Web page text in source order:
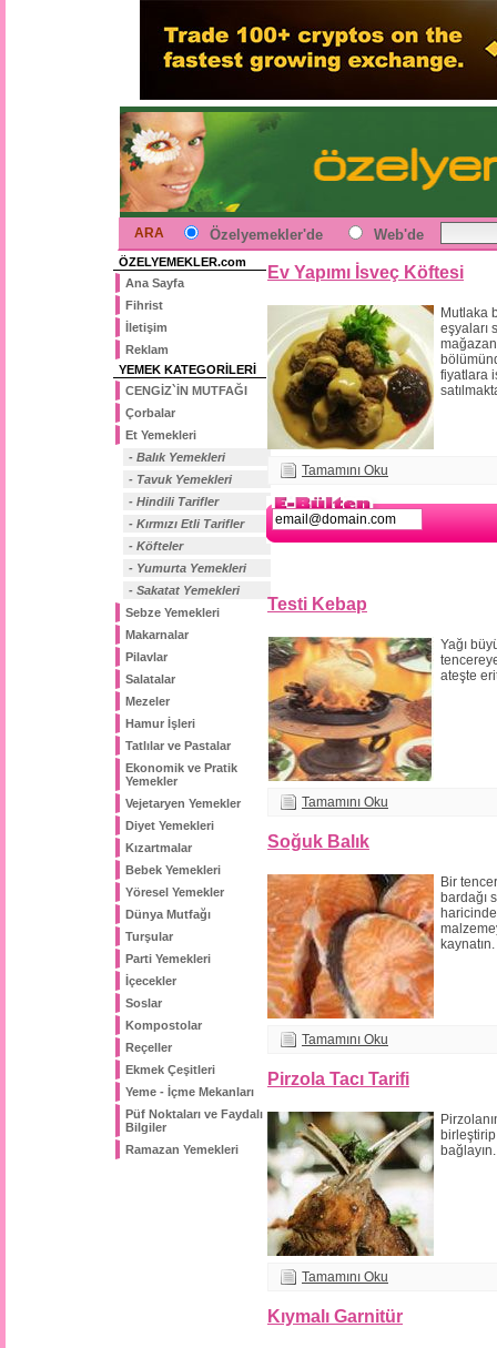
ARA Özelyemekler'de Web'de
ÖZELYEMEKLER.com
Ana Sayfa
Fihrist
İletişim
Reklam
YEMEK KATEGORİLERİ
CENGİZ`İN MUTFAĞI
Çorbalar
Et Yemekleri
- Balık Yemekleri
- Tavuk Yemekleri
- Hindili Tarifler
- Kırmızı Etli Tarifler
- Köfteler
- Yumurta Yemekleri
- Sakatat Yemekleri
Sebze Yemekleri
Makarnalar
Pilavlar
Salatalar
Mezeler
Hamur İşleri
Tatlılar ve Pastalar
Ekonomik ve Pratik
Yemekler
Vejetaryen Yemekler
Diyet Yemekleri
Kızartmalar
Bebek Yemekleri
Yöresel Yemekler
Dünya Mutfağı
Turşular
Parti Yemekleri
İçecekler
Soslar
Kompostolar
Reçeller
Ekmek Çeşitleri
Yeme - İçme Mekanları
Püf Noktaları ve Faydalı
Bilgiler
Ramazan Yemekleri
Ev Yapımı İsveç Köftesi
Mutlaka
eşyaları
fiyatlara
Tamamını Oku
Testi Kebap
Yağı
ateşte
Tamamını Oku
Soğuk Balık
Bir
bardağı
kaynatın.
Tamamını Oku
Pirzola Tacı Tarifi
bağlayın.
Tamamını Oku
Kıymalı Garnitür